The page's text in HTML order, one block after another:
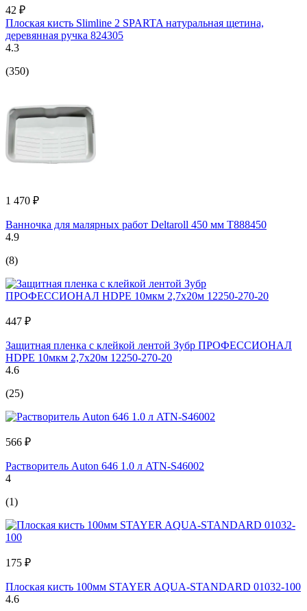
42 ₽
Плоская кисть Slimline 2 SPARTA натуральная щетина,
деревянная ручка 824305
4.3
(350)
1 470 ₽
Ванночка для малярных работ Deltaroll 450 мм T888450
4.9
(8)
447 ₽
Защитная пленка с клейкой лентой Зубр ПРОФЕССИОНАЛ
HDPE 10мкм 2,7х20м 12250-270-20
4.6
(25)
566 ₽
Растворитель Auton 646 1.0 л ATN-S46002
4
(1)
175 ₽
Плоская кисть 100мм STAYER AQUA-STANDARD 01032-100
4.6